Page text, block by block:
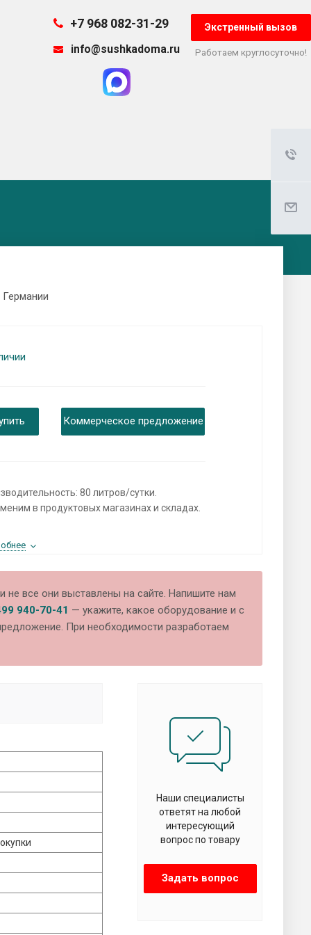
+7 968 082-31-29
info@sushkadoma.ru
Экстренный вызов
Работаем круглосуточно!
Коммерческое предложение
80 литров/сутки.
в продуктовых магазинах и складах.
все они выставлены на сайте. Напишите нам
940-70-41 — укажите, какое оборудование и с
При необходимости разработаем
Наши специалисты
ответят на любой
интересующий
вопрос по товару
Задать вопрос